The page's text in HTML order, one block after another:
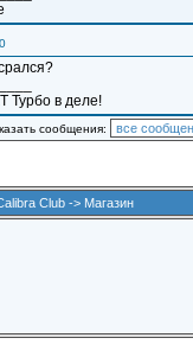
Турбо в деле!
сообщения:
Club-> Магазин